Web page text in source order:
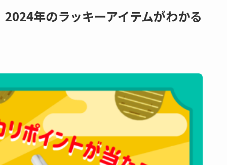
年のラッキーアイテムがわかる